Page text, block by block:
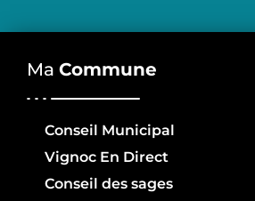
Ma Commune
Conseil Municipal
Vignoc En Direct
Conseil des sages